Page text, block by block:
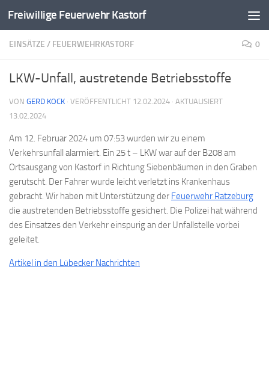
Zum Inhalt springen
Freiwillige Feuerwehr Kastorf
EINSÄTZE / FEUERWEHRKASTORF 0
LKW-Unfall, austretende Betriebsstoffe
VON GERD KOCK · VERÖFFENTLICHT 12.02.2024 · AKTUALISIERT
13.02.2024
Am 12. Februar 2024 um 07:53 wurden wir zu einem
Verkehrsunfall alarmiert. Ein 25 t – LKW war auf der B208 am
Ortsausgang von Kastorf in Richtung Siebenbäumen in den Graben
gerutscht. Der Fahrer wurde leicht verletzt ins Krankenhaus
gebracht. Wir haben mit Unterstützung der Feuerwehr Ratzeburg
die austretenden Betriebsstoffe gesichert. Die Polizei hat während
des Einsatzes den Verkehr einspurig an der Unfallstelle vorbei
geleitet.
Artikel in den Lübecker Nachrichten